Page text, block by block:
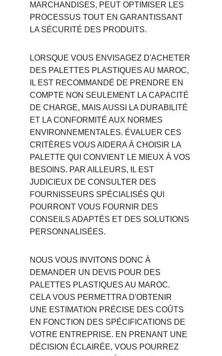
MARCHANDISES, PEUT OPTIMISER LES
PROCESSUS TOUT EN GARANTISSANT
LA SÉCURITÉ DES PRODUITS.
LORSQUE VOUS ENVISAGEZ D'ACHETER
DES PALETTES PLASTIQUES AU MAROC,
IL EST RECOMMANDÉ DE PRENDRE EN
COMPTE NON SEULEMENT LA CAPACITÉ
DE CHARGE, MAIS AUSSI LA DURABILITÉ
ET LA CONFORMITÉ AUX NORMES
ENVIRONNEMENTALES. ÉVALUER CES
CRITÈRES VOUS AIDERA À CHOISIR LA
PALETTE QUI CONVIENT LE MIEUX À VOS
BESOINS. PAR AILLEURS, IL EST
JUDICIEUX DE CONSULTER DES
FOURNISSEURS SPÉCIALISÉS QUI
POURRONT VOUS FOURNIR DES
CONSEILS ADAPTÉS ET DES SOLUTIONS
PERSONNALISÉES.
NOUS VOUS INVITONS DONC À
DEMANDER UN DEVIS POUR DES
PALETTES PLASTIQUES AU MAROC.
CELA VOUS PERMETTRA D'OBTENIR
UNE ESTIMATION PRÉCISE DES COÛTS
EN FONCTION DES SPÉCIFICATIONS DE
VOTRE ENTREPRISE. EN PRENANT UNE
DÉCISION ÉCLAIRÉE, VOUS POURREZ